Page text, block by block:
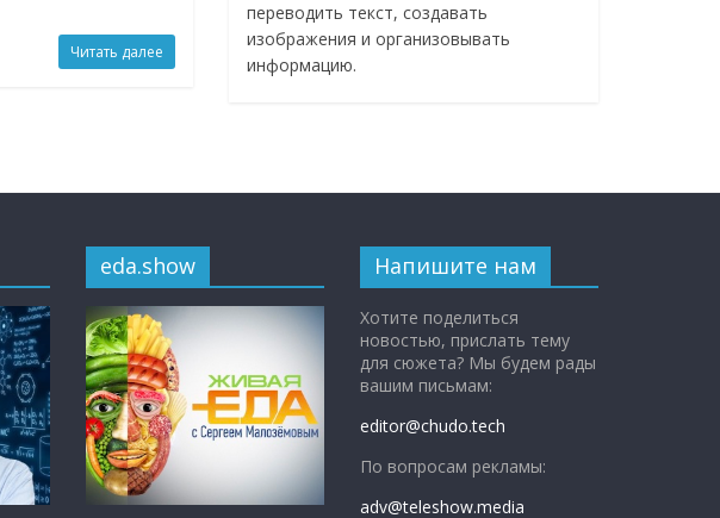
Читать далее
переводить текст, создавать
изображения и организовывать
информацию.
eda.show Напишите нам
Хотите поделиться
новостью, прислать тему
для сюжета? Мы будем рады
вашим письмам:
editor@chudo.tech
По вопросам рекламы:
adv@teleshow.media